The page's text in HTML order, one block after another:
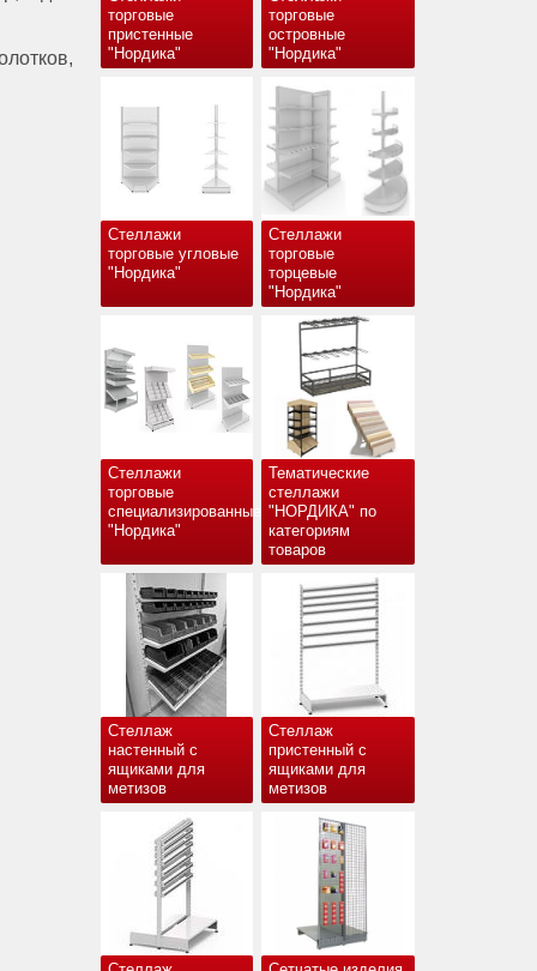
торговые
пристенные
"Нордика"
торговые
островные
"Нордика"
Стеллажи
торговые угловые
"Нордика"
Стеллажи
торговые
торцевые
"Нордика"
Стеллажи
торговые
специализированные
"Нордика"
Тематические
стеллажи
"НОРДИКА" по
категориям
товаров
Стеллаж
настенный с
ящиками для
метизов
Стеллаж
пристенный с
ящиками для
метизов